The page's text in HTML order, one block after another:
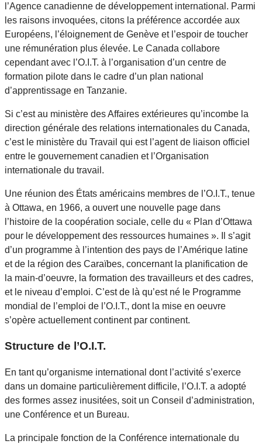
l’Agence canadienne de développement international. Parmi
les raisons invoquées, citons la préférence accordée aux
Européens, l’éloignement de Genève et l’espoir de toucher
une rémunération plus élevée. Le Canada collabore
cependant avec l’O.I.T. à l’organisation d’un centre de
formation pilote dans le cadre d’un plan national
d’apprentissage en Tanzanie.
Si c’est au ministère des Affaires extérieures qu’incombe la
direction générale des relations internationales du Canada,
c’est le ministère du Travail qui est l’agent de liaison officiel
entre le gouvernement canadien et l’Organisation
internationale du travail.
Une réunion des États américains membres de l’O.I.T., tenue
à Ottawa, en 1966, a ouvert une nouvelle page dans
l’histoire de la coopération sociale, celle du « Plan d’Ottawa
pour le développement des ressources humaines ». Il s’agit
d’un programme à l’intention des pays de l’Amérique latine
et de la région des Caraïbes, concernant la planification de
la main-d’oeuvre, la formation des travailleurs et des cadres,
et le niveau d’emploi. C’est de là qu’est né le Programme
mondial de l’emploi de l’O.I.T., dont la mise en oeuvre
s’opère actuellement continent par continent.
Structure de l’O.I.T.
En tant qu’organisme international dont l’activité s’exerce
dans un domaine particulièrement difficile, l’O.I.T. a adopté
des formes assez inusitées, soit un Conseil d’administration,
une Conférence et un Bureau.
La principale fonction de la Conférence internationale du